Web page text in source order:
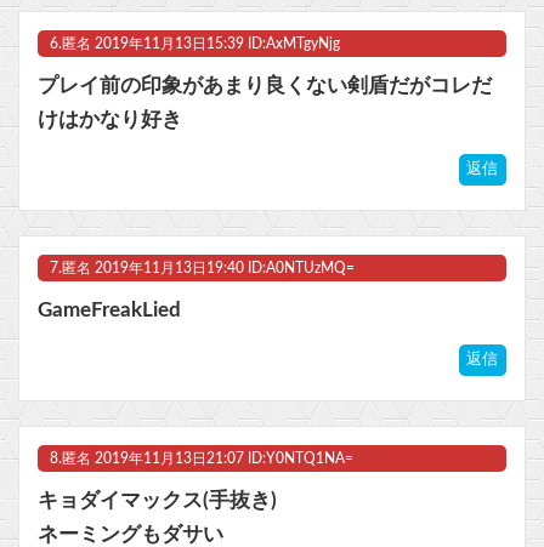
6. 匿名 2019年11月13日15:39 ID:AxMTgyNjg
プレイ前の印象があまり良くない剣盾だがコレだ
けはかなり好き
返信
7. 匿名 2019年11月13日19:40 ID:A0NTUzMQ=
GameFreakLied
返信
8. 匿名 2019年11月13日21:07 ID:Y0NTQ1NA=
キョダイマックス(手抜き)
ネーミングもダサい